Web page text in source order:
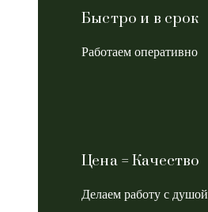
Быстро и в срок
Работаем оперативно
Цена = Качество
Делаем работу с душой